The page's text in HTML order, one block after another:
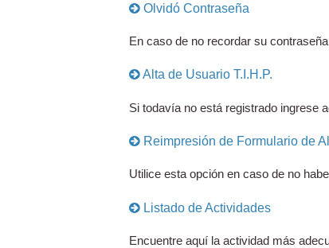
Olvidó Contraseña
En caso de no recordar su
Alta de Usuario T.I.H.P.
Si todavía no está registrado ingrese
Reimpresión de Formulario de
Utilice esta opción en caso de no
Listado de Actividades
Encuentre aquí la actividad más